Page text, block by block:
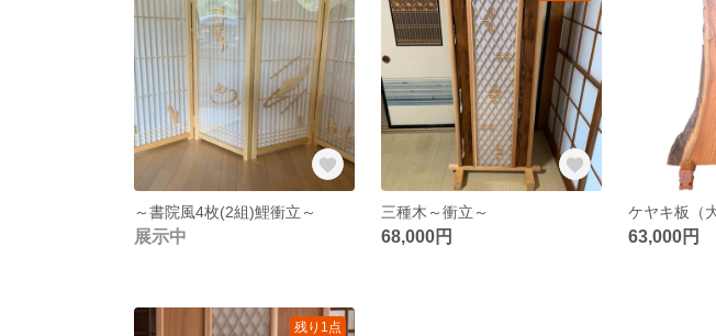
～書院風4枚(2組)鯉衝立～
展示中
三種木～衝立～
68,000円
ケヤキ板（
63,000円
残り1点